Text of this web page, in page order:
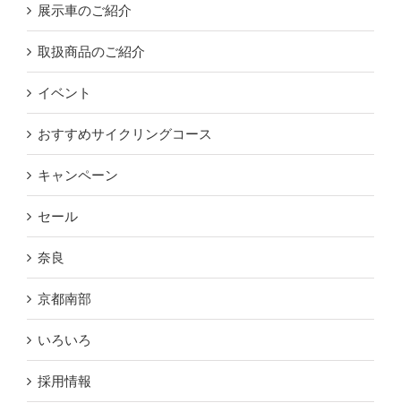
展示車のご紹介
取扱商品のご紹介
イベント
おすすめサイクリングコース
キャンペーン
セール
奈良
京都南部
いろいろ
採用情報